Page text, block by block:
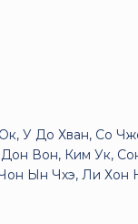
У До Хван, Со
Вон, Ким Ук,
Ын Чхэ, Ли Хон